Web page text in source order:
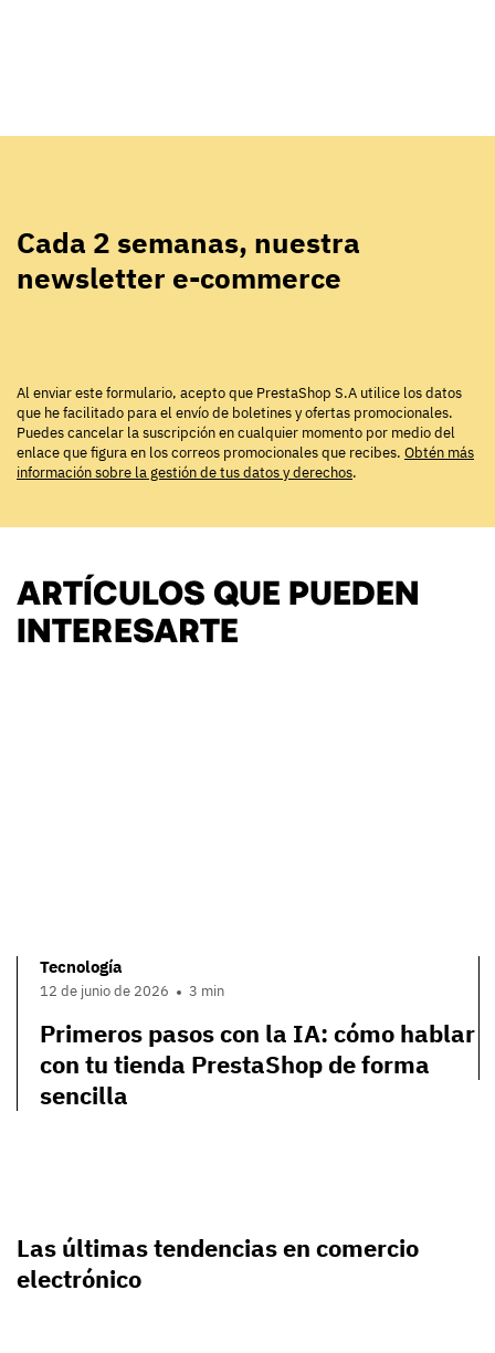
Cada 2 semanas, nuestra
newsletter e-commerce
Al enviar este formulario, acepto que PrestaShop S.A utilice los datos
que he facilitado para el envío de boletines y ofertas promocionales.
Puedes cancelar la suscripción en cualquier momento por medio del
enlace que figura en los correos promocionales que recibes. Obtén más
información sobre la gestión de tus datos y derechos.
ARTÍCULOS QUE PUEDEN
INTERESARTE
Tecnología
12 de junio de 2026 3 min
Primeros pasos con la IA: cómo hablar
con tu tienda PrestaShop de forma
sencilla
Las últimas tendencias en comercio
electrónico